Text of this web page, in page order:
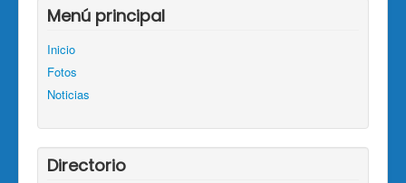
Menú principal
Inicio
Fotos
Noticias
Directorio